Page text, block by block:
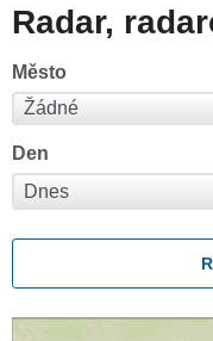
Radar,
Město
Den